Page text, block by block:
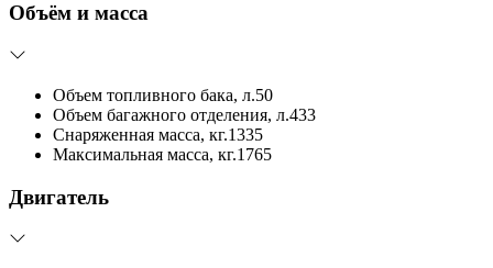
Объём и масса
Объем топливного бака, л.50
Объем багажного отделения, л.433
Снаряженная масса, кг.1335
Максимальная масса, кг.1765
Двигатель